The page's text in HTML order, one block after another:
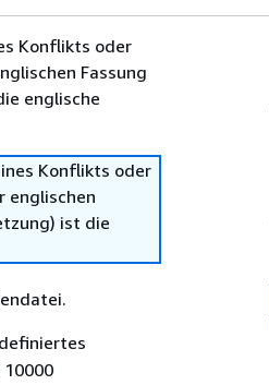
Konflikts oder
Fassung
englische
Konflikts oder
englischen
ist die